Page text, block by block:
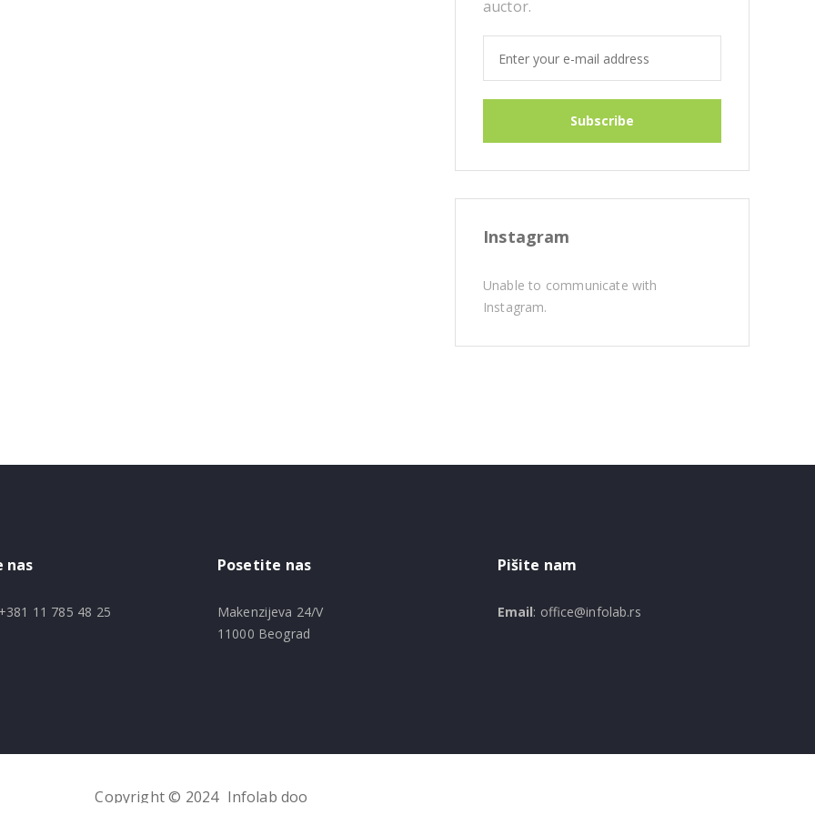
auctor.
Instagram
Unable to communicate with
Instagram.
nas
+381 11 785 48 25
Posetite nas
Makenzijeva 24/V
11000 Beograd
Pišite nam
Email: office@infolab.rs
Copyright © 2024 Infolab doo